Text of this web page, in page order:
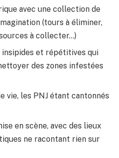
avec une collection de
(tours à éliminer,
à collecter…)
insipides et répétitives qui
des zones infestées
vie, les PNJ étant cantonnés
en scène, avec des lieux
ne racontant rien sur